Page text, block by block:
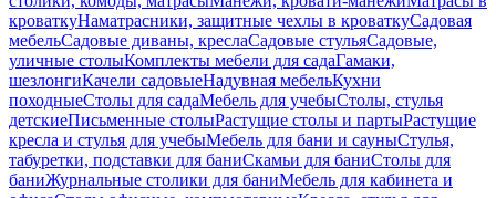
кроваткуНаматрасники, защитные чехлы в кроваткуСадовая
мебельСадовые диваны, креслаСадовые стульяСадовые,
уличные столыКомплекты мебели для садаГамаки,
шезлонгиКачели садовыеНадувная мебельКухни
походныеСтолы для садаМебель для учебыСтолы, стулья
детскиеПисьменные столыРастущие столы и партыРастущие
кресла и стулья для учебыМебель для бани и сауныСтулья,
табуретки, подставки для баниСкамьи для баниСтолы для
баниЖурнальные столики для баниМебель для кабинета и